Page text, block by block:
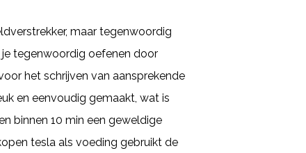
maar tegenwoordig
tegenwoordig oefenen door
het schrijven van aansprekende
en eenvoudig gemaakt, wat is
binnen 10 min een geweldige
tesla als voeding gebruikt de